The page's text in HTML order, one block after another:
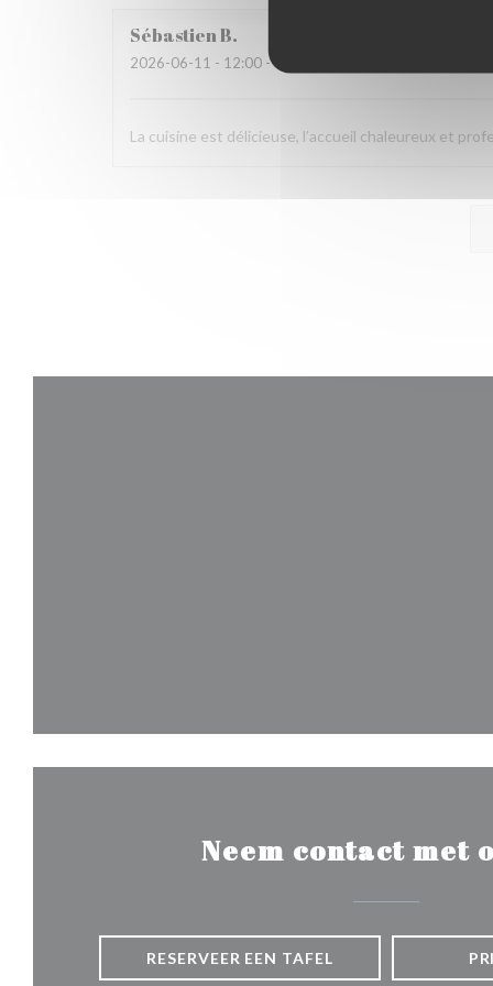
SébastienB
2026-06-11 - 12:00 - Gasten 2
La cuisine est délicieuse, l’accueil chaleureux et
Neem contact met
RESERVEER EEN TAFEL